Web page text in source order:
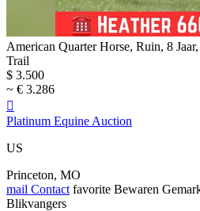
American Quarter Horse, Ruin, 8
Trail
$ 3.500
~ € 3.286

Platinum Equine Auction
US
Princeton, MO
mail Contact favorite Bewaren
Blikvangers